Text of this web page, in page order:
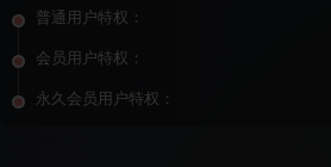
普通用户特权：
会员用户特权：
永久会员用户特权：